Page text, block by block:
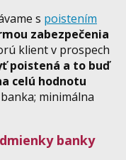
s poistením
zabezpečenia
klient v prospech
poistená a to buď
celú hodnotu
minimálna
banky